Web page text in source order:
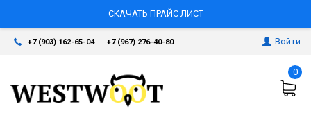
СКАЧАТЬ ПРАЙС ЛИСТ
+7 (903) 162-65-04 +7 (967) 276-40-80 Войти
0